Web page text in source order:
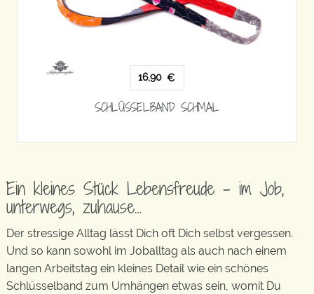
16,90 €
SCHLÜSSELBAND SCHMAL
Ein kleines Stück Lebensfreude – im Job,
unterwegs, zuhause…
Der stressige Alltag lässt Dich oft Dich selbst vergessen.
Und so kann sowohl im Joballtag als auch nach einem
langen Arbeitstag ein kleines Detail wie ein schönes
Schlüsselband zum Umhängen etwas sein, womit Du